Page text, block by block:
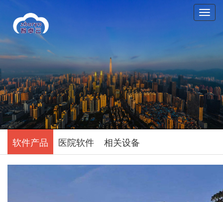
T
o
n
a
v
g
a
o
n
软件产品 医院软件 相关设备